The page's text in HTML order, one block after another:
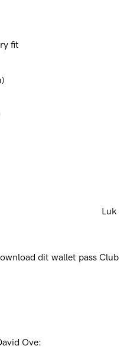
fit
Luk
dit wallet pass Club
Ove: